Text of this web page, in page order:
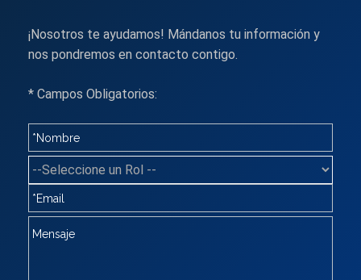
¡Nosotros te ayudamos! Mándanos tu información y
nos pondremos en contacto contigo.
* Campos Obligatorios: